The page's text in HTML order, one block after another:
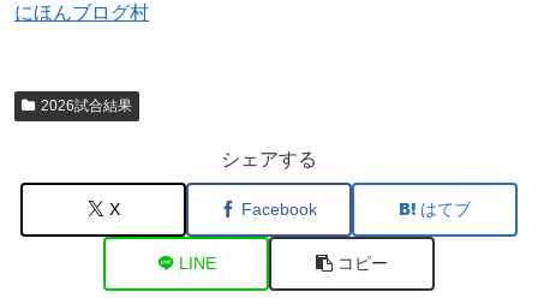
にほんブログ村
2026試合結果
シェアする
X Facebook はてブ
LINE コピー